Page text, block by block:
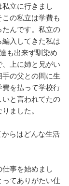
立に行きまし
の私立は学費も
んです。私立の
入してきた私は
も出来ず馴染め
上に姉と兄がい
の父との間に生
を払って学校行
と言われてたの
ました。
らはどんな生活
事を始めまし
てありがたい仕